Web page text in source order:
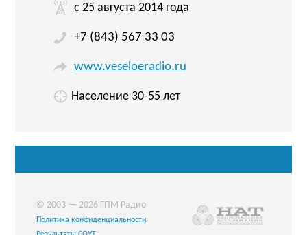
c 25 августа 2014 года
+7 (843) 567 33 03
www.veseloeradio.ru
Население 30-55 лет
© 2003 — 2026 ГПМ Радио
Политика конфиденциальности